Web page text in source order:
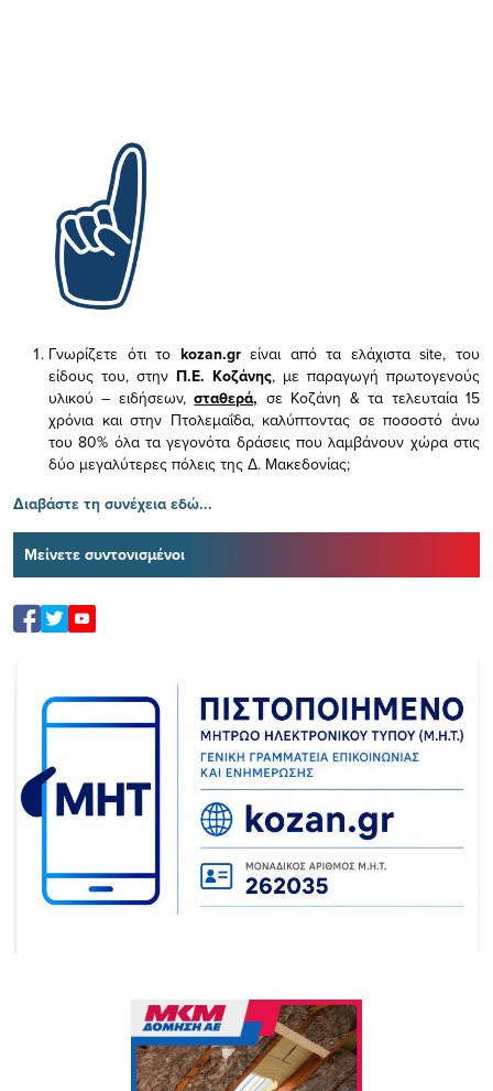
Γνωρίζετε ότι το kozan.gr είναι από τα ελάχισταsite, του
είδους του, στην Π.Ε. Κοζάνης, με παραγωγή πρωτογενούς
υλικού – ειδήσεων,σταθερά, σε Κοζάνη & τα τελευταία 15
χρόνια και στην Πτολεμαΐδα, καλύπτοντας σε ποσοστό άνω
του 80% όλα τα γεγονότα δράσεις που λαμβάνουν χώρα στις
δύο μεγαλύτερες πόλεις της Δ. Μακεδονίας;
Διαβάστε τη συνέχεια εδώ...
Μείνετε συντονισμένοι